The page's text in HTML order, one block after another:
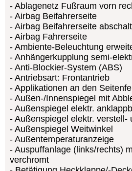
Ablagenetz Fußraum vorn
Airbag Beifahrerseite
Airbag Beifahrerseite
Airbag Fahrerseite
Ambiente-Beleuchtung
Anhängerkupplung semi-
Anti-Blockier-System (ABS)
Antriebsart: Frontantrieb
Applikationen an den
Außen-/Innenspiegel mit
Außenspiegel elektr.
Außenspiegel elektr. verstell-
Außenspiegel Weitwinkel
Außentemperaturanzeige
Auspuffanlage (links/rechts)
verchromt